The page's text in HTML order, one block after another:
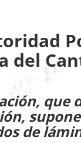
del
que
de